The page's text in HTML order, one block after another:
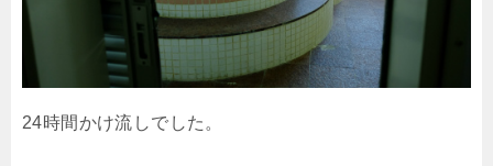
24時間かけ流しでした。